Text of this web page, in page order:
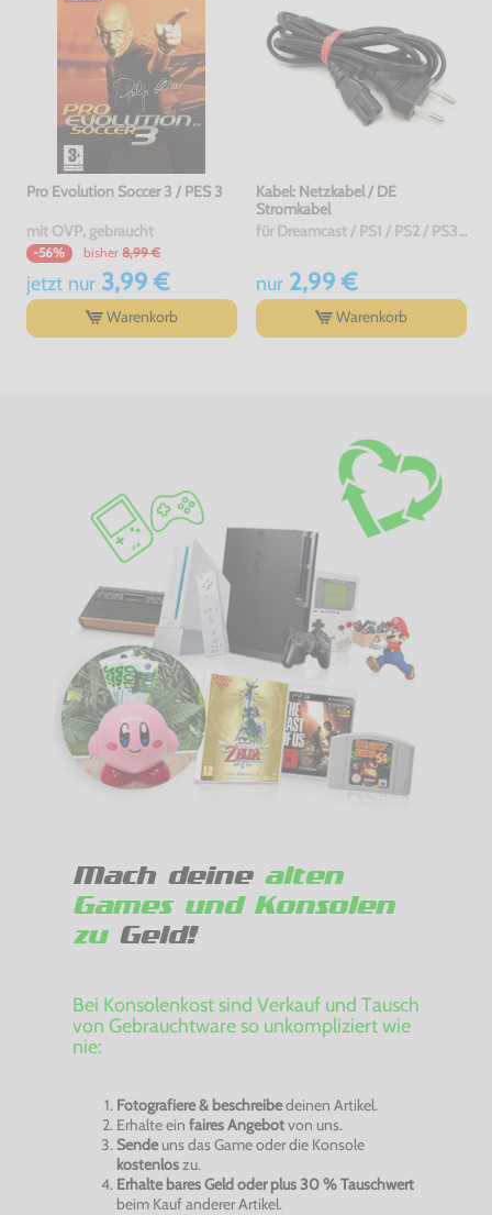
Pro Evolution Soccer 3 / PES 3
mit OVP, gebraucht
-56% bisher 8,99 €
jetzt nur3,99 €
Warenkorb
Kabel: Netzkabel / DE
Stromkabel
für Dreamcast / PS1 / PS2 / PS3 / PS4 / Saturn / Xbox / 3DO, gebraucht
nur2,99 €
Warenkorb
Mach deine alten
Games und Konsolen
zuGeld!
Bei Konsolenkost sind Verkauf und Tausch
von Gebrauchtware so unkompliziert wie
nie:
Fotografiere & beschreibedeinen Artikel.
Erhalte ein faires Angebotvon uns.
Sendeuns das Game oder die Konsole
kostenloszu.
Erhalte bares Geld oder plus 30 % Tauschwert
beim Kauf anderer Artikel.